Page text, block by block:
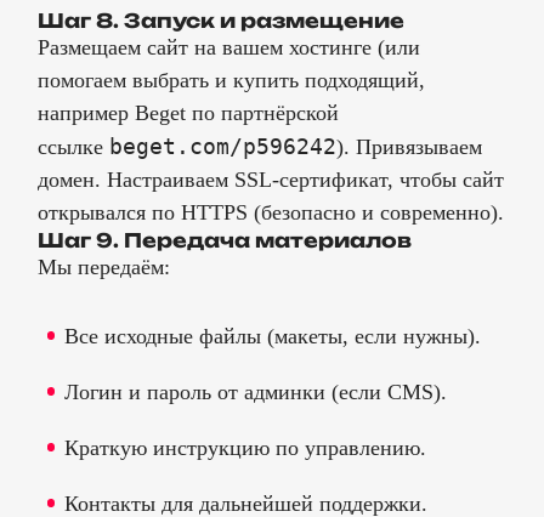
Шаг 8. Запуск и размещение
Размещаем сайт на вашем хостинге (или
помогаем выбрать и купить подходящий,
например Beget по партнёрской
ссылке beget.com/p596242). Привязываем
домен. Настраиваем SSL-сертификат, чтобы сайт
открывался по HTTPS (безопасно и современно).
Шаг 9. Передача материалов
Мы передаём:
Все исходные файлы (макеты, если нужны).
Логин и пароль от админки (если CMS).
Краткую инструкцию по управлению.
Контакты для дальнейшей поддержки.